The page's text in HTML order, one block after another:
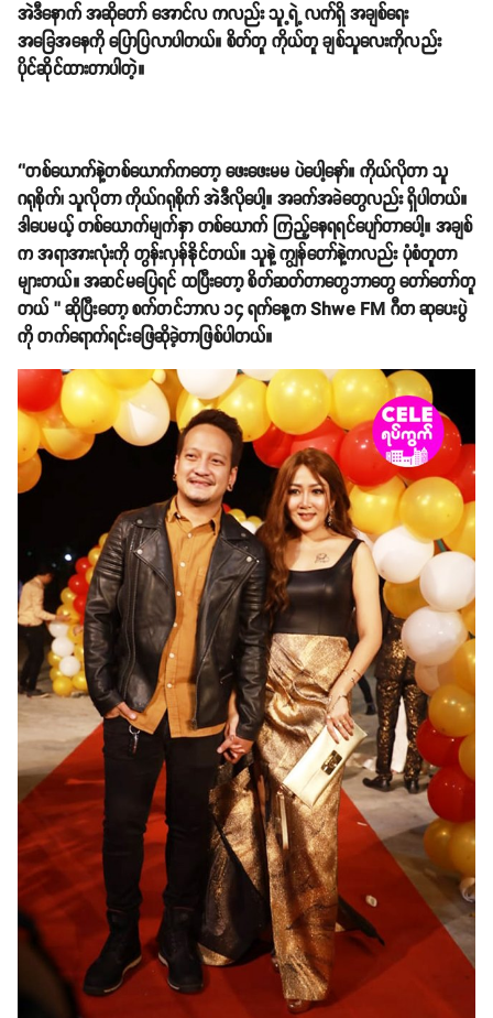
အဲဒီနောက် အဆိုတော် အောင်လ ကလည်း သူ့ရဲ့ လက်ရှိ အချစ်ရေး
အခြေအနေကို ပြောပြလာပါတယ်။ စိတ်တူ ကိုယ်တူ ချစ်သူလေးကိုလည်း
ပိုင်ဆိုင်ထားတာပါတဲ့။
‘’တစ်ယောက်နဲ့တစ်ယောက်ကတော့ ဖေးဖေးမမ ပဲပေါ့နော်။ ကိုယ်လိုတာ သူ
ဂရုစိုက်၊ သူလိုတာ ကိုယ်ဂရုစိုက် အဲဒီလိုပေါ့။ အခက်အခဲတွေလည်း ရှိပါတယ်။
ဒါပေမယ့် တစ်ယောက်မျက်နှာ တစ်ယောက် ကြည့်နေရရင်ပျော်တာပေါ့။ အချစ်
က အရာအားလုံးကို တွန်းလှန်နိုင်တယ်။ သူနဲ့ ကျွန်တော်နဲ့ကလည်း ပုံစံတူတာ
များတယ်။ အဆင်မပြေရင် ထပြီးတော့ စိတ်ဆတ်တာတွေဘာတွေ တော်တော်တူ
တယ် ’’ ဆိုပြီးတော့ စက်တင်ဘာလ ၁၄ ရက်နေ့က Shwe FM ဂီတ ဆုပေးပွဲ
ကို တက်ရောက်ရင်းဖြေဆိုခဲ့တာဖြစ်ပါတယ်။